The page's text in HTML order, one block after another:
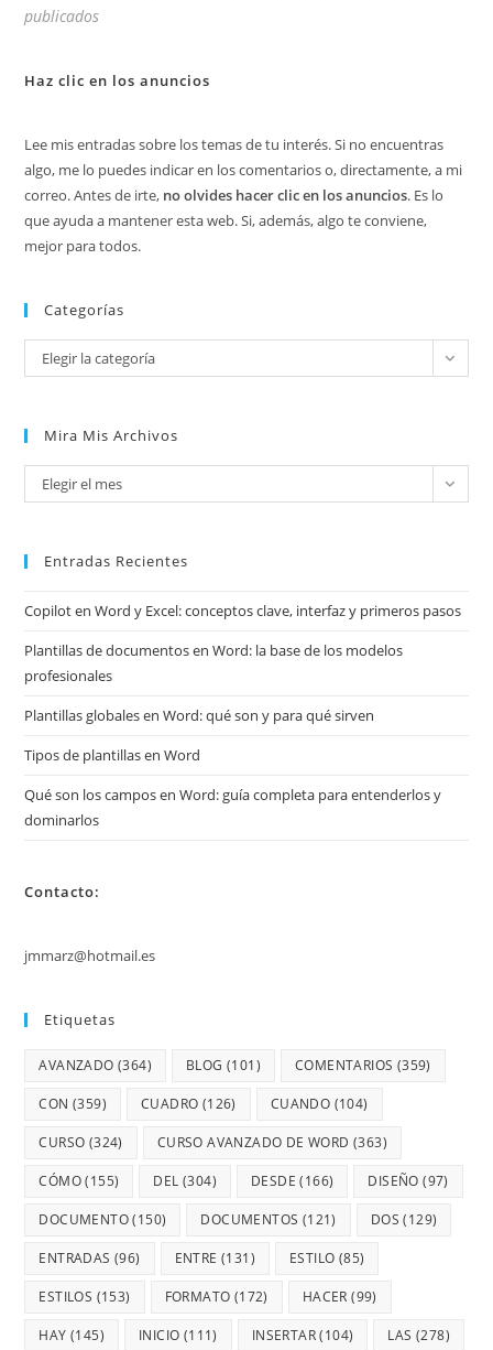
publicados
Haz clic en los anuncios
Lee mis entradas sobre los temas de tu interés. Si no encuentras
algo, me lo puedes indicar en los comentarios o, directamente, a mi
correo. Antes de irte, no olvides hacer clic en los anuncios. Es lo
que ayuda a mantener esta web. Si, además, algo te conviene,
mejor para todos.
Categorías
Categorías
Elegir la categoría
Mira Mis Archivos
Mira
mis
Elegir el mes
Entradas Recientes
Copilot en Word y Excel: conceptos clave, interfaz y primeros pasos
Plantillas de documentos en Word: la base de los modelos
profesionales
Plantillas globales en Word: qué son y para qué sirven
Tipos de plantillas en Word
Qué son los campos en Word: guía completa para entenderlos y
dominarlos
Contacto:
jmmarz@hotmail.es
Etiquetas
AVANZADO (364) BLOG (101) COMENTARIOS (359)
CON (359) CUADRO (126) CUANDO (104)
CURSO (324) CURSO AVANZADO DE WORD (363)
CÓMO(155) DEL (304) DESDE (166) DISEÑO (97)
DOCUMENTO(150) DOCUMENTOS (121) DOS (129)
ENTRADAS (96) ENTRE (131) ESTILO (85)
ESTILOS (153) FORMATO (172) HACER (99)
HAY (145) INICIO (111) INSERTAR(104) LAS (278)